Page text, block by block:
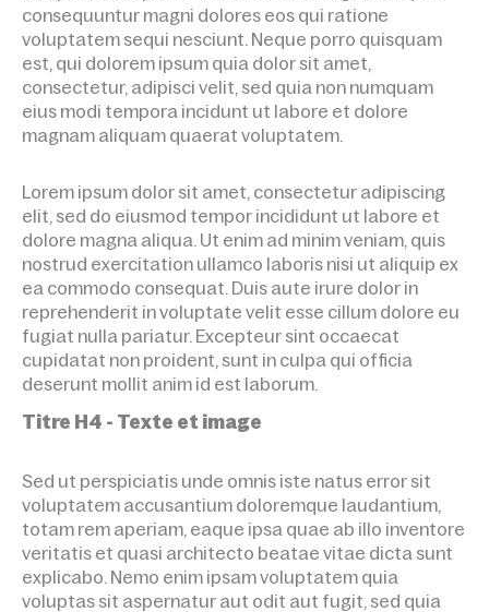
consequuntur magni dolores eos qui ratione
voluptatem sequi nesciunt. Neque porro quisquam
est, qui dolorem ipsum quia dolor sit amet,
consectetur, adipisci velit, sed quia non numquam
eius modi tempora incidunt ut labore et dolore
magnam aliquam quaerat voluptatem.
Lorem ipsum dolor sit amet, consectetur adipiscing
elit, sed do eiusmod tempor incididunt ut labore et
dolore magna aliqua. Ut enim ad minim veniam, quis
nostrud exercitation ullamco laboris nisi ut aliquip ex
ea commodo consequat. Duis aute irure dolor in
reprehenderit in voluptate velit esse cillum dolore eu
fugiat nulla pariatur. Excepteur sint occaecat
cupidatat non proident, sunt in culpa qui officia
deserunt mollit anim id est laborum.
Titre H4 - Texte et image
Sed ut perspiciatis unde omnis iste natus error sit
voluptatem accusantium doloremque laudantium,
totam rem aperiam, eaque ipsa quae ab illo inventore
veritatis et quasi architecto beatae vitae dicta sunt
explicabo. Nemo enim ipsam voluptatem quia
voluptas sit aspernatur aut odit aut fugit, sed quia